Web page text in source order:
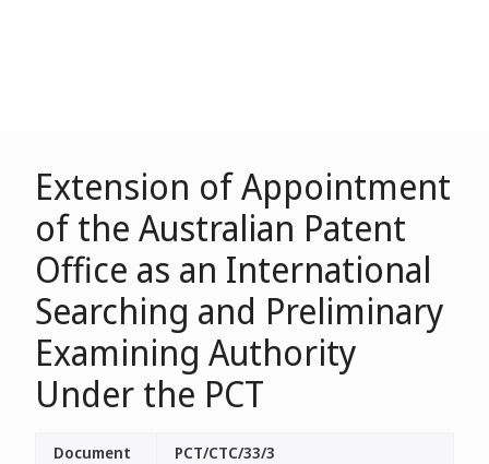
Extension of Appointment
of the Australian Patent
Office as an International
Searching and Preliminary
Examining Authority
Under the PCT
Document
PCT/CTC/33/3